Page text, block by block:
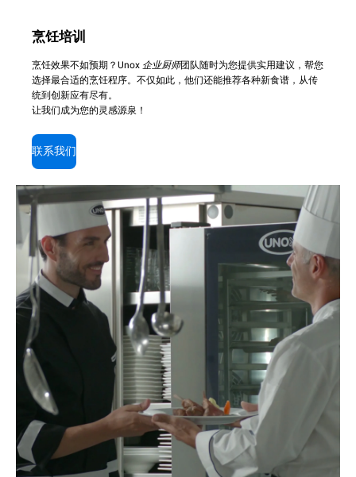
烹饪培训
烹饪效果不如预期？Unox 企业厨师团队随时为您提供实用建议，帮您
选择最合适的烹饪程序。不仅如此，他们还能推荐各种新食谱，从传
统到创新应有尽有。
让我们成为您的灵感源泉！
联系我们